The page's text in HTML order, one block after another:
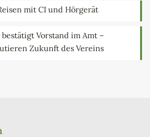
mit CI und Hörgerät
Vorstand im Amt –
Zukunft des Vereins